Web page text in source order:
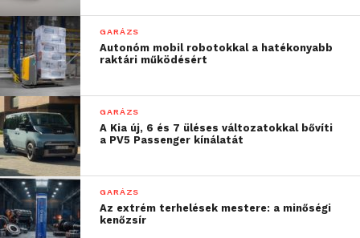
jármű nem csupán a
kimagasló hatékonyság
érdekében született,
hanem azért is, hogy a
Prelude-re jellemző
páratlan vezetési élményt
kínálja. Az eddigi nagyon
pozitív fogadtatás után
izgatottan várjuk, hogy
GARÁZS
Autonóm mobil robotokkal a hatékonyabb
raktári működésért
GARÁZS
A Kia új, 6 és 7 üléses változatokkal bővíti
a PV5 Passenger kínálatát
GARÁZS
Az extrém terhelések mestere: a minőségi
kenőzsír